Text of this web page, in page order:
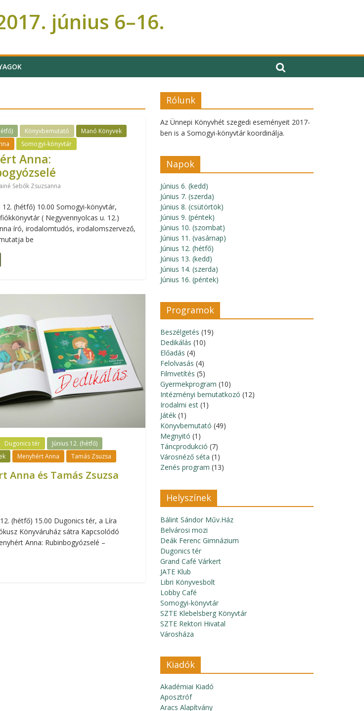
június 6–16.
Könyvbemutató
Manó Könyvek
Somogyi-könyvtár
Anna:
Sebők Zsuzsanna
12. (hétfő) 10.00 Somogyi-könyvtár,
( Negyvennyolcas u. 12.)
író, irodalomtudós, irodalomszervező,
be
Dugonics tér
Június 12. (hétfő)
Menyhért Anna Tamás Zsuzsa
Anna és Tamás Zsuzsa
(hétfő) 15.00 Dugonics tér, a Líra
Könyváruház sátra Kapcsolódó
Anna: Rubinbogyózselé –
Rólunk
Az Ünnepi Könyvhét szegedi eseményeit 2017-
ben is a Somogyi-könyvtár koordinálja.
Napok
Június 6. (kedd)
Június 7. (szerda)
Június 8. (csütörtök)
Június 9. (péntek)
Június 10. (szombat)
Június 11. (vasárnap)
Június 12. (hétfő)
Június 13. (kedd)
Június 14. (szerda)
Június 16. (péntek)
Programok
Beszélgetés (19)
Dedikálás (10)
Előadás (4)
Felolvasás (4)
Filmvetítés (5)
Gyermekprogram (10)
Intézményi bemutatkozó (12)
Irodalmi est (1)
Játék (1)
Könyvbemutató (49)
Megnyitó (1)
Táncprodukció (7)
Városnéző séta (1)
Zenés program (13)
Helyszínek
Bálint Sándor Műv.Ház
Belvárosi mozi
Deák Ferenc Gimnázium
Dugonics tér
Grand Café Várkert
JATE Klub
Libri Könyvesbolt
Lobby Café
Somogyi-könyvtár
SZTE Klebelsberg Könyvtár
SZTE Rektori Hivatal
Városháza
Kiadók
Akadémiai Kiadó
Aposztróf
Aracs Alapítvány